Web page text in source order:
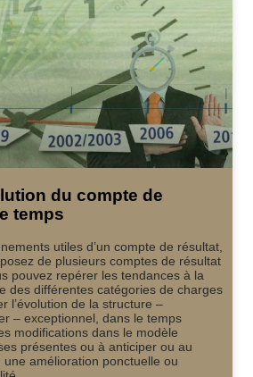
du compte de
temps
utiles d’un compte de résultat,
de plusieurs comptes de résultat
pouvez repérer les tendances à la
des différentes catégories de charges
l’évolution de la structure –
– exceptionnel, dans le temps
modifications dans le modèle
présentes ou à anticiper ou au
amélioration ponctuelle ou